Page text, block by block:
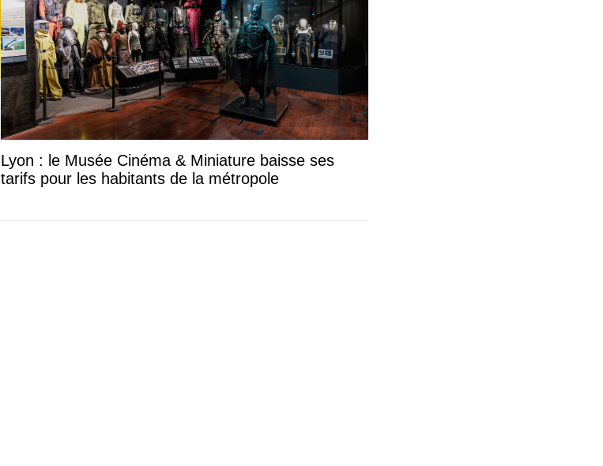
Lyon : le Musée Cinéma & Miniature baisse ses
tarifs pour les habitants de la métropole